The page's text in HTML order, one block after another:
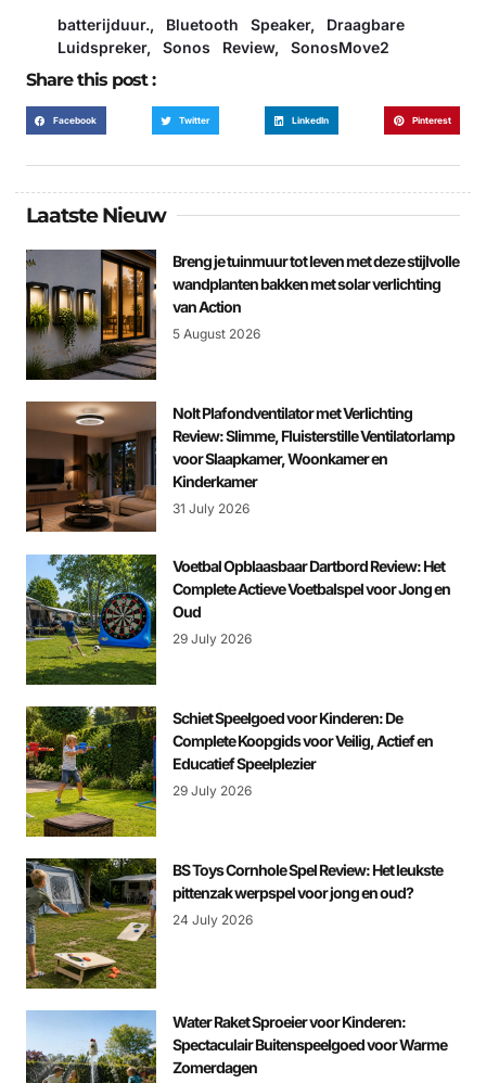
batterijduur., Bluetooth Speaker, Draagbare
Luidspreker, Sonos Review, SonosMove2
Share this post :
Facebook Twitter LinkedIn Pinterest
Laatste Nieuw
Breng je tuinmuur tot leven met deze stijlvolle
wandplanten bakken met solar verlichting
van Action
5 August 2026
Nolt Plafondventilator met Verlichting
Review: Slimme, Fluisterstille Ventilatorlamp
voor Slaapkamer, Woonkamer en
Kinderkamer
31 July 2026
Voetbal Opblaasbaar Dartbord Review: Het
Complete Actieve Voetbalspel voor Jong en
Oud
29 July 2026
Schiet Speelgoed voor Kinderen: De
Complete Koopgids voor Veilig, Actief en
Educatief Speelplezier
29 July 2026
BS Toys Cornhole Spel Review: Het leukste
pittenzak werpspel voor jong en oud?
24 July 2026
Water Raket Sproeier voor Kinderen:
Spectaculair Buitenspeelgoed voor Warme
Zomerdagen